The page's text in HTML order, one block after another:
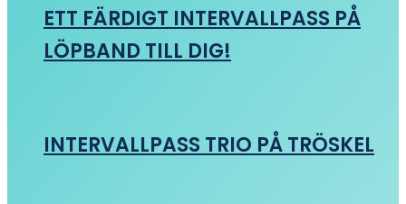
ETT FÄRDIGT INTERVALLPASS PÅ
LÖPBAND TILL DIG!
INTERVALLPASS TRIO PÅ TRÖSKEL